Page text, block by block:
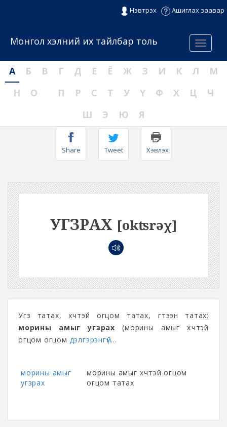
Нэвтрэх Ашиглах заавар
Menu
Монгол хэлний их тайлбар толь
А Б В Г Д Е Ё Ж З И К Л
М
Н
О П Р С Т У Ү Ф Х Ц
Ч
Ш
Э Ю Я
Share Tweet Хэвлэх
УГЗРАХ [okʦrəχ]
Угз татах, хүчтэй огцом татах, үгтээн татах:
морины амыг угзрах (морины амыг хүчтэй
огцом огцом дэлгэрэнгүй...
морины амыг
угзрах
морины амыг хүчтэй огцом
огцом татах